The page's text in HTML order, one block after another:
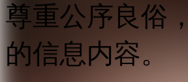
尊重公序良俗
的信息内容。